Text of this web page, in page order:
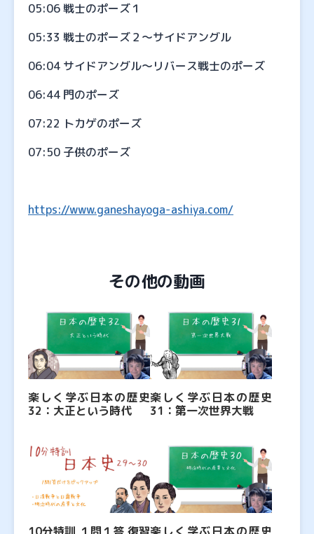
05:06 戦士のポーズ１
05:33 戦士のポーズ２～サイドアングル
06:04 サイドアングル～リバース戦士のポーズ
06:44 門のポーズ
07:22 トカゲのポーズ
07:50 子供のポーズ
https://www.ganeshayoga-ashiya.com/
その他の動画
楽しく学ぶ日本の歴史
32：大正という時代
楽しく学ぶ日本の歴史
31：第一次世界大戦